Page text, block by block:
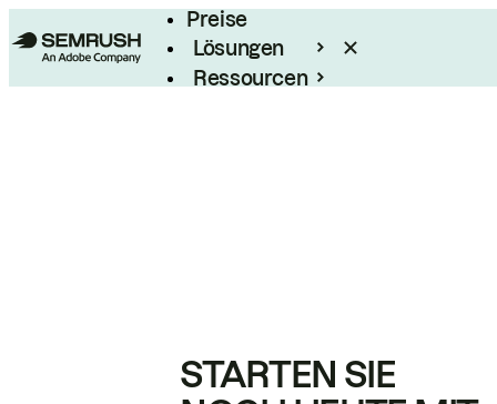
Preise
Lösungen
Ressourcen
STARTEN SIE